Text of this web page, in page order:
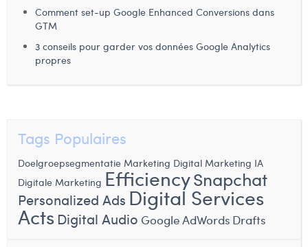
Comment set-up Google Enhanced Conversions dans
GTM
3 conseils pour garder vos données Google Analytics
propres
Tags Populaires
Doelgroepsegmentatie Marketing Digital Marketing IA
Digitale Marketing EfficiencySnapchat
Personalized Ads Digital Services
Acts Digital Audio Google AdWords Drafts